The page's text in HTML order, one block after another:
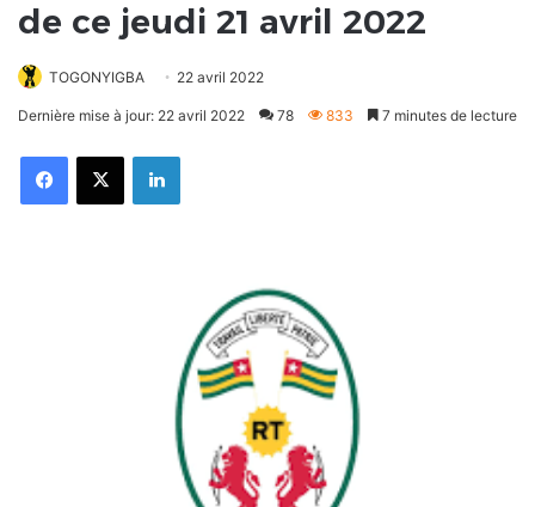
de ce jeudi 21 avril 2022
TOGONYIGBA 22 avril 2022
Dernière mise à jour: 22 avril 2022 78 833 7 minutes de lecture
FacebookX Linkedin